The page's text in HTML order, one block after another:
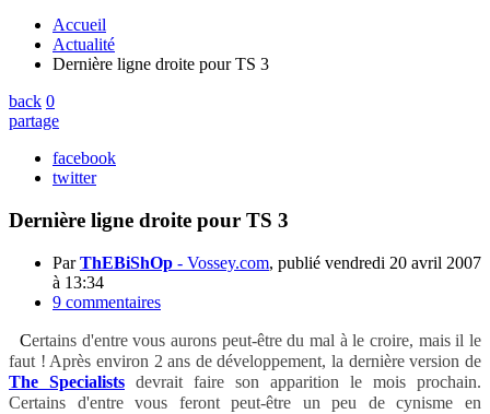
Accueil
Actualité
Dernière ligne droite pour TS 3
back 0
partage
facebook
twitter
Dernière ligne droite pour TS 3
ParThEBiShOp - Vossey.com, publié vendredi 20 avril 2007
à 13:34
9 commentaires
Certains d'entre vous aurons peut-être du mal à le croire, mais il le
faut ! Après environ 2 ans de développement, la dernière version de
The Specialists devrait faire son apparition le mois prochain.
Certains d'entre vous feront peut-être un peu de cynisme en